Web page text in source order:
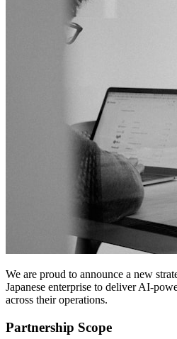
We are proud to announce a new
Japanese enterprise to deliver AI-
across their operations.
Partnership Scope